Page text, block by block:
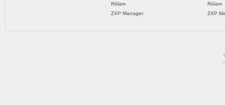
Rólam
ZXP Manager
Rólam
ZXP